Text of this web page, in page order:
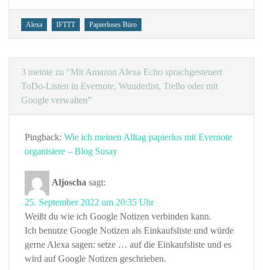
Tags
Alexa IFTTT Papierloses Büro
3 meinte zu “Mit Amazon Alexa Echo sprachgesteuert
ToDo-Listen in Evernote, Wunderlist, Trello oder mit
Google verwalten”
Pingback:Wie ich meinen Alltag papierlos mit Evernote
organisiere – Blog Susay
Aljoscha sagt:
25. September 2022 um 20:35 Uhr
Weißt du wie ich Google Notizen verbinden kann.
Ich benutze Google Notizen als Einkaufsliste und würde
gerne Alexa sagen: setze … auf die Einkaufsliste und es
wird auf Google Notizen geschrieben.